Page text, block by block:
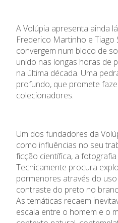
A Volúpia apresenta ainda
Frederico Martinho e Tiago
convergem num bloco de
unido nas longas horas de
na última década. Uma
profundo, que promete
colecionadores.
Um dos fundadores da
como influências no seu
ficção científica, a
Tecnicamente procura
pormenores através do
contraste do preto no
As temáticas recaem
escala entre o homem e o